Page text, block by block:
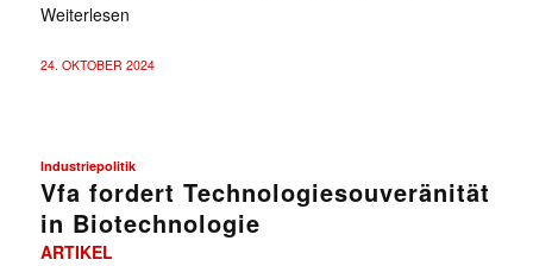
Weiterlesen
24. OKTOBER 2024
Industriepolitik
Vfa fordert Technologiesouveränität
in Biotechnologie
ARTIKEL